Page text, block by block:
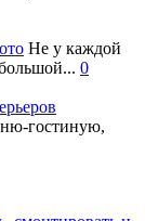
Не у каждой
0
гостиную,